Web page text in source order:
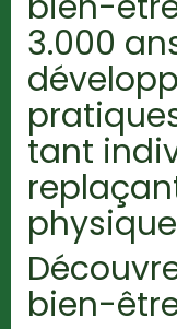
3.000
tant
bien-